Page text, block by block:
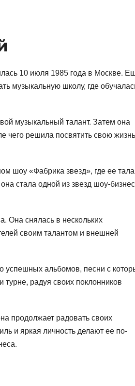
10 июля 1985 года в Москве.
музыкальную школу, где
музыкальный талант. Затем она
чего решила посвятить свою жизнь
шоу «Фабрика звезд», где ее
стала одной из звезд шоу-
Она снялась в нескольких
своим талантом и внешней
успешных альбомов, песни с
турне, радуя своих поклонников
продолжает радовать своих
и яркая личность делают ее по-